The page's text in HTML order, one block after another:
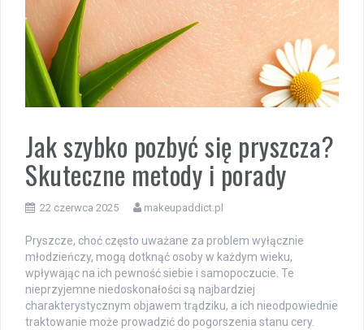
Jak szybko pozbyć się pryszcza?
Skuteczne metody i porady
22 czerwca 2025 makeupaddict.pl
Pryszcze, choć często uważane za problem wyłącznie
młodzieńczy, mogą dotknąć osoby w każdym wieku,
wpływając na ich pewność siebie i samopoczucie. Te
nieprzyjemne niedoskonałości są najbardziej
charakterystycznym objawem trądziku, a ich nieodpowiednie
traktowanie może prowadzić do pogorszenia stanu cery.